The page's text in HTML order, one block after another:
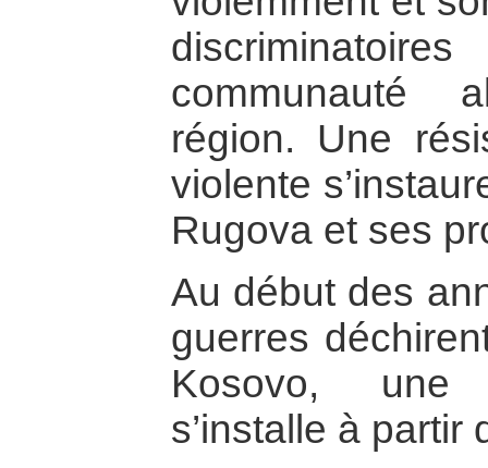
communauté
région. Une
violente
Rugova et ses
Au début des
guerres
Kosovo, une
s’installe à partir